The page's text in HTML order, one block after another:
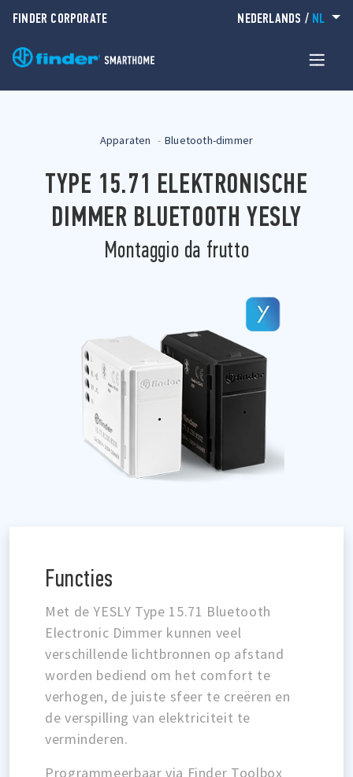
FINDER CORPORATE NEDERLANDS / NL
Apparaten Bluetooth-dimmer
TYPE 15.71 ELEKTRONISCHE
DIMMER BLUETOOTH YESLY
Montaggio da frutto
Functies
Met de YESLY Type 15.71 Bluetooth
Electronic Dimmer kunnen veel
verschillende lichtbronnen op afstand
worden bediend om het comfort te
verhogen, de juiste sfeer te creëren en
de verspilling van elektriciteit te
verminderen.
Programmeerbaar via Finder Toolbox